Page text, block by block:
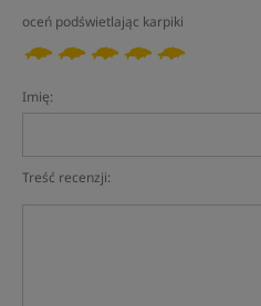
oceń podświetlając karpiki
Imię:
Treść recenzji: